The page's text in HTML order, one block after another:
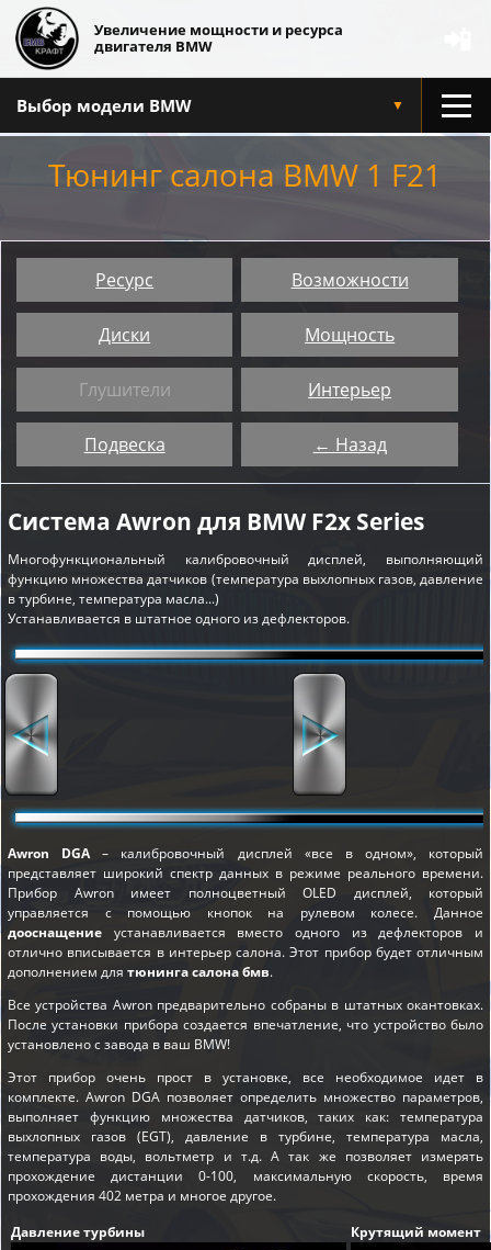
Увеличение мощности и ресурса
двигателя BMW
Выбор модели BMW ▼
Тюнинг салона BMW 1 F21
Ресурс Возможности
Диски Мощность
Глушители Интерьер
Подвеска ← Назад
Система Awron для BMW F2x Series
Многофункциональный калибровочный дисплей, выполняющий
функцию множества датчиков (температура выхлопных газов, давление
в турбине, температура масла...)
Устанавливается в штатное одного из дефлекторов.
Awron DGA– калибровочный дисплей «все в одном», который
представляет широкий спектр данных в режиме реального времени.
Прибор Awron имеет полноцветный OLED дисплей, который
управляется с помощью кнопок на рулевом колесе. Данное
дооснащение устанавливается вместо одного из дефлекторов и
отлично вписывается в интерьер салона. Этот прибор будет отличным
дополнением для тюнинга салона бмв.
Все устройства Awron предварительно собраны в штатных окантовках.
После установки прибора создается впечатление, что устройство было
установлено с завода в ваш BMW!
Этот прибор очень прост в установке, все необходимое идет в
комплекте. Awron DGA позволяет определить множество параметров,
выполняет функцию множества датчиков, таких как: температура
выхлопных газов (EGT), давление в турбине, температура масла,
температура воды, вольтметр и т.д. А так же позволяет измерять
прохождение дистанции 0-100, максимальную скорость, время
прохождения 402 метра и многое другое.
Давление турбины
Крутящий момент